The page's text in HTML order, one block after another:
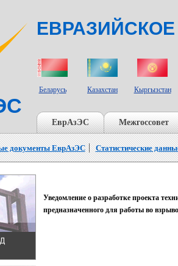
Беларусь Казахстан Кыргызстан
ЕврАзЭС Межгоссовет
документы ЕврАзЭС Статистические
Уведомление о разработке проекта
предназначенного для работы во